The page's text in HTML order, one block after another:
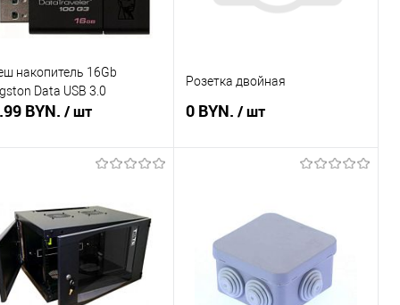
накопитель 16Gb
Data USB 3.0
BYN. / шт
в 1 клик
Сравнение
Недоступно
Розетка двойная
0 BYN. / шт
Купить в 1 клик
Сравнение
В избранное
Недоступно